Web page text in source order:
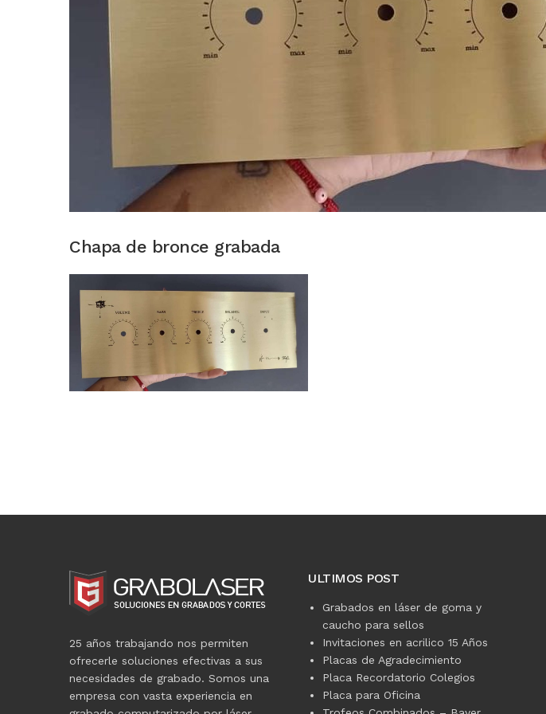
Chapa de bronce grabada
25 años trabajando nos permiten
ofrecerle soluciones efectivas a sus
necesidades de grabado. Somos una
empresa con vasta experiencia en
ULTIMOS POST
Grabados en láser de goma y
caucho para sellos
Invitaciones en acrilico 15 Años
Placas de Agradecimiento
Placa Recordatorio Colegios
Placa para Oficina